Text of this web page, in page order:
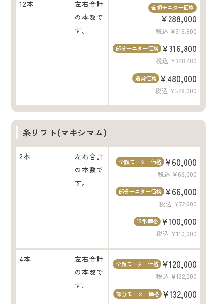
12本
左右合計
の本数で
す。
全顔モニター価格
¥288,000
税込 ¥316,800
部分モニター価格 ¥316,800
税込 ¥348,480
通常価格 ¥480,000
税込 ¥528,000
糸リフト(マキシマム)
2本
左右合計
の本数で
す。
全顔モニター価格 ¥60,000
税込 ¥66,000
部分モニター価格 ¥66,000
税込 ¥72,600
通常価格 ¥100,000
税込 ¥110,000
4本
左右合計
の本数で
す。
全顔モニター価格 ¥120,000
税込 ¥132,000
部分モニター価格 ¥132,000